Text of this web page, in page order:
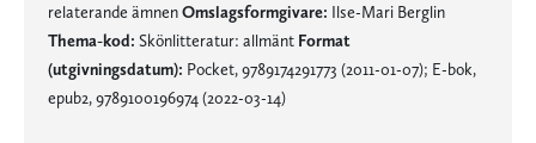
relaterande ämnenOmslagsformgivare: Ilse-Mari Berglin
Thema-kod: Skönlitteratur: allmänt Format
(utgivningsdatum): Pocket, 9789174291773 (2011-01-07); E-bok,
epub2, 9789100196974 (2022-03-14)